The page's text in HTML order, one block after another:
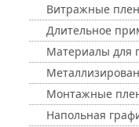
Витражные
Длительное
Материалы для
Монтажные
Напольная